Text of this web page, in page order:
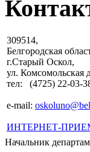
309514,
Белгородская
г.Старый Оскол,
ул. Комсомольская
тел: (4725) 22-03-
e-mail:
ИНТЕРНЕТ-
Начальник